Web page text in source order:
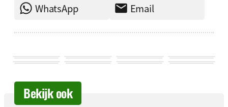
WhatsApp
Email
Bekijk ook